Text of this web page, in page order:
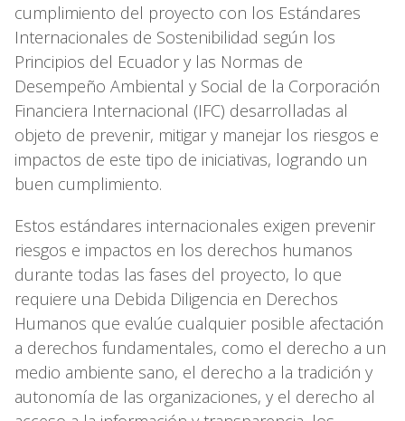
cumplimiento del proyecto con los Estándares
Internacionales de Sostenibilidad según los
Principios del Ecuador y las Normas de
Desempeño Ambiental y Social de la Corporación
Financiera Internacional (IFC) desarrolladas al
objeto de prevenir, mitigar y manejar los riesgos e
impactos de este tipo de iniciativas, logrando un
buen cumplimiento.
Estos estándares internacionales exigen prevenir
riesgos e impactos en los derechos humanos
durante todas las fases del proyecto, lo que
requiere una Debida Diligencia en Derechos
Humanos que evalúe cualquier posible afectación
a derechos fundamentales, como el derecho a un
medio ambiente sano, el derecho a la tradición y
autonomía de las organizaciones, y el derecho al